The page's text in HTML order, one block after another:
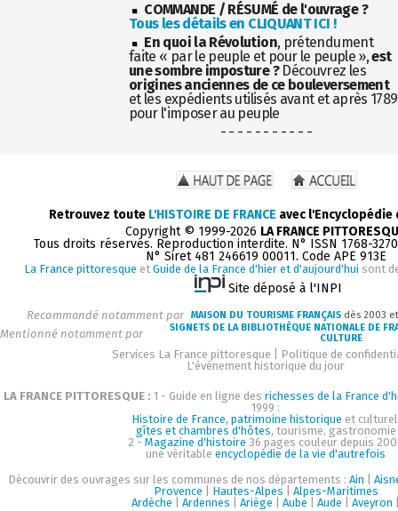
COMMANDE / RÉSUMÉ de l'ouvrage ?
Tous les détails en CLIQUANT ICI !
En quoi la Révolution, prétendument
faite « par le peuple et pour le peuple »,est
une sombre imposture ?Découvrez les
origines anciennes de ce bouleversement
et les expédients utilisés avant et après 1789
pour l'imposer au peuple
- - - - - - - - - - -
Retrouvez toute L'HISTOIRE DE FRANCE avec
Copyright © 1999-2026 LA FRANCE
Tous droits réservés. Reproduction interdite. N° ISSN 1768-
N° Siret 481 246619 00011. Code APE 913E
La France pittoresque et Guide de la France d'hier et d'aujourd'hui sont
Site déposé à l'INPI
Recommandé notamment par MAISON DU TOURISME FRANÇAIS dès 2003
Mentionné notamment par
SIGNETS DE LA BIBLIOTHÈQUE NATIONALE DE
CULTURE
Services La France pittoresque
Politique de
L'événement historique du jour
LA FRANCE PITTORESQUE : 1 - Guide en ligne des richesses de la France
1999 :
Histoire de France, patrimoine historique et
gîtes et chambres d'hôtes, tourisme, gastronomie
2 - Magazine d'histoire 36 pages couleur depuis
une véritableencyclopédie de la vie d'autrefois
Découvrir des ouvrages sur les communes de nos départements :Ain |
Provence
Hautes-Alpes
Alpes-Maritimes
Ardèche |Ardennes |Ariège |Aube |Aude |Aveyron